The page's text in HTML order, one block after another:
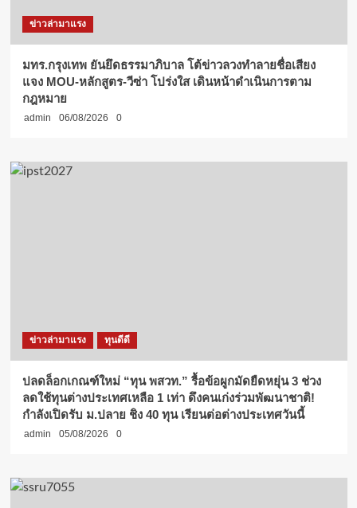
ข่าวล่ามาแรง
มทร.กรุงเทพ ยันยึดธรรมาภิบาล โต้ข่าวลวงทำลายชื่อเสียง
แจง MOU-หลักสูตร-วีซ่า โปร่งใส เดินหน้าดำเนินการตาม
กฎหมาย
admin 06/08/2026 0
ข่าวล่ามาแรง ทุนดีดี
ปลดล็อกเกณฑ์ใหม่ “ทุน พสวท.” รื้อข้อผูกมัดยืดหยุ่น 3 ช่วง
ลดใช้ทุนต่างประเทศเหลือ 1 เท่า ดึงคนเก่งร่วมพัฒนาชาติ!
กำลังเปิดรับ ม.ปลาย ชิง 40 ทุน เรียนต่อต่างประเทศวันนี้
admin 05/08/2026 0